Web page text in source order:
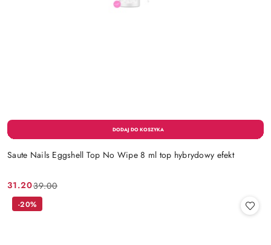
Saute Nails Eggshell Top No Wipe 8 ml top hybrydowy efekt
Cena
promocyjna:
31.20
Cena
przed
39.00
-20%